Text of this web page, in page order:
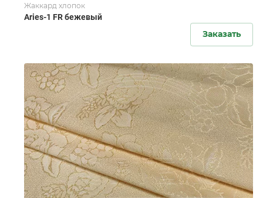
Жаккард хлопок
Aries-1 FR бежевый
Заказать